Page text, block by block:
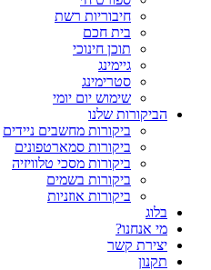
חיבוריות רשת
בית חכם
תוכן חינוכי
גיימינג
סטרימינג
שימוש יום יומי
הביקורות שלנו
ביקורות מחשבים ניידים
ביקורות סמארטפונים
ביקורות מסכי טלוויזיה
ביקורות בשמים
ביקורות אוזניות
בלוג
מי אנחנו?
יצירת קשר
תקנון